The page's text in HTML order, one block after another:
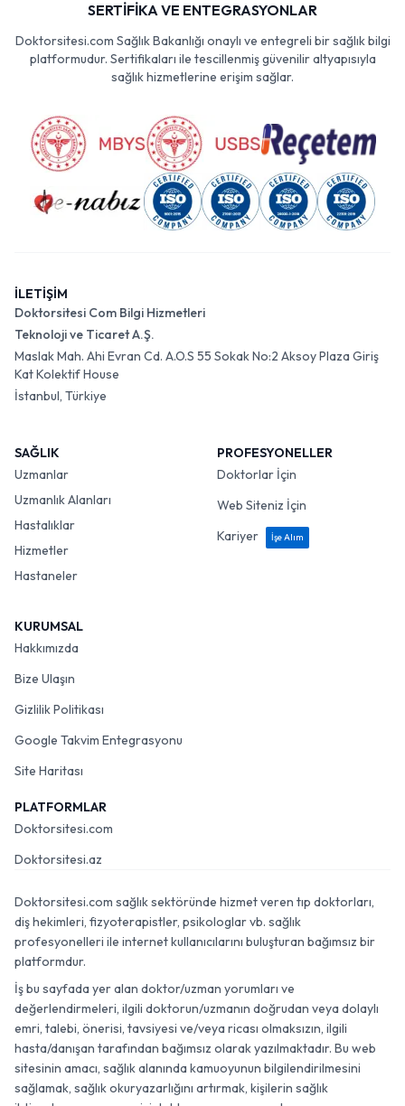
SERTİFİKA VE ENTEGRASYONLAR
Doktorsitesi.com Sağlık Bakanlığı onaylı ve entegreli bir sağlık bilgi
platformudur. Sertifikaları ile tescillenmiş güvenilir altyapısıyla
sağlık hizmetlerine erişim sağlar.
İLETİŞİM
Doktorsitesi Com Bilgi Hizmetleri
Teknoloji ve Ticaret A.Ş.
Maslak Mah. Ahi Evran Cd. A.O.S 55 Sokak No:2 Aksoy Plaza Giriş
Kat Kolektif House
İstanbul, Türkiye
SAĞLIK
Uzmanlar
Uzmanlık Alanları
Hastalıklar
Hizmetler
Hastaneler
PROFESYONELLER
Doktorlar İçin
Web Siteniz İçin
Kariyer
İşe Alım
KURUMSAL
Hakkımızda
Bize Ulaşın
Gizlilik Politikası
Google Takvim Entegrasyonu
Site Haritası
PLATFORMLAR
Doktorsitesi.com
Doktorsitesi.az
Doktorsitesi.com sağlık sektöründe hizmet veren tıp doktorları,
diş hekimleri, fizyoterapistler, psikologlar vb. sağlık
profesyonelleri ile internet kullanıcılarını buluşturan bağımsız bir
platformdur.
İş bu sayfada yer alan doktor/uzman yorumları ve
değerlendirmeleri, ilgili doktorun/uzmanın doğrudan veya dolaylı
emri, talebi, önerisi, tavsiyesi ve/veya ricası olmaksızın, ilgili
hasta/danışan tarafından bağımsız olarak yazılmaktadır. Bu web
sitesinin amacı, sağlık alanında kamuoyunun bilgilendirilmesini
sağlamak, sağlık okuryazarlığını artırmak, kişilerin sağlık